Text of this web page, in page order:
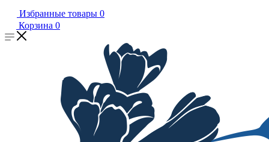
Избранные товары 0
Корзина 0